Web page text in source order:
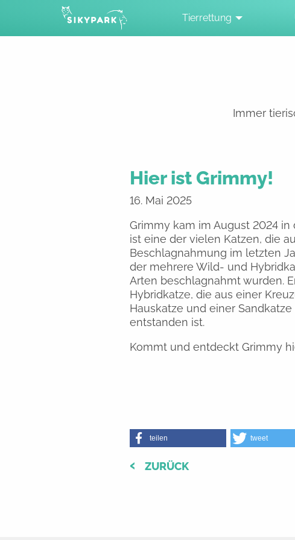
Tierrettung
Immer
Hier ist Grimmy!
16. Mai 2025
Grimmy kam im August 2024 in
ist eine der vielen Katzen, die
Beschlagnahmung im letzten
der mehrere Wild- und
Arten beschlagnahmt wurden.
Hybridkatze, die aus einer
Hauskatze und einer Sandkatze
entstanden ist.
Kommt und entdeckt Grimmy
teilen tweet
ZURÜCK